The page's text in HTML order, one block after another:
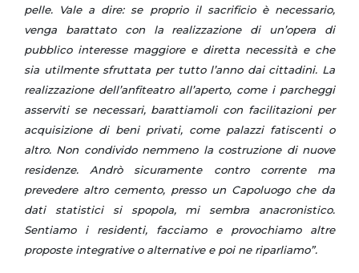
pelle. Vale a dire: se proprio il sacrificio è necessario,
venga barattato con la realizzazione di un’opera di
pubblico interesse maggiore e diretta necessità e che
sia utilmente sfruttata per tutto l’anno dai cittadini. La
realizzazione dell’anfiteatro all’aperto, come i parcheggi
asserviti se necessari, barattiamoli con facilitazioni per
acquisizione di beni privati, come palazzi fatiscenti o
altro. Non condivido nemmeno la costruzione di nuove
residenze. Andrò sicuramente contro corrente ma
prevedere altro cemento, presso un Capoluogo che da
dati statistici si spopola, mi sembra anacronistico.
Sentiamo i residenti, facciamo e provochiamo altre
proposte integrative o alternative e poi ne riparliamo”.